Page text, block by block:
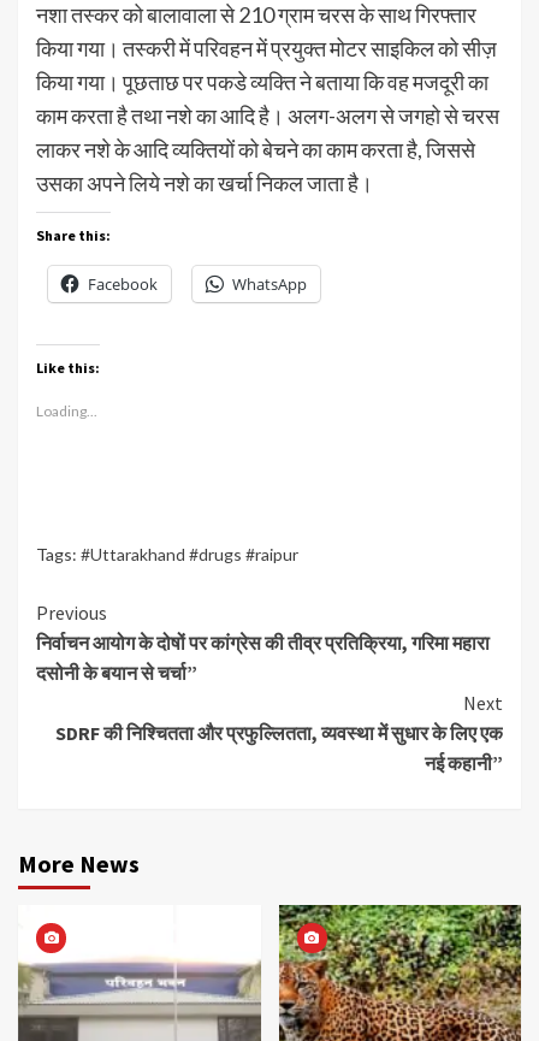
नशा तस्कर को बालावाला से 210 ग्राम चरस के साथ गिरफ्तार
किया गया। तस्करी में परिवहन में प्रयुक्त मोटर साइकिल को सीज़
किया गया। पूछताछ पर पकडे व्यक्ति ने बताया कि वह मजदूरी का
काम करता है तथा नशे का आदि है। अलग-अलग से जगहो से चरस
लाकर नशे के आदि व्यक्तियों को बेचने का काम करता है, जिससे
उसका अपने लिये नशे का खर्चा निकल जाता है।
Share this:
Facebook WhatsApp
Like this:
Loading...
Tags: #Uttarakhand #drugs #raipur
Continue
Reading
Previous
निर्वाचन आयोग के दोषों पर कांग्रेस की तीव्र प्रतिक्रिया, गरिमा महारा
दसोनी के बयान से चर्चा”
Next
SDRF की निश्चितता और प्रफुल्लितता, व्यवस्था में सुधार के लिए एक
नई कहानी”
More News